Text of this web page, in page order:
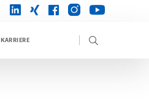
linkedin
xing facebookinstagramyoutube
KARRIERE